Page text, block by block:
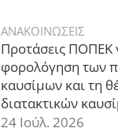
ΑΝΑΚΟΙΝΩΣΕΙΣ
Προτάσεις ΠΟΠΕΚ
φορολόγηση των
καυσίμων και τη
διατακτικών
24 Ιούλ. 2026